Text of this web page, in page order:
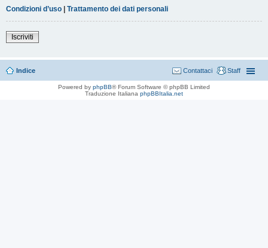
Condizioni d’uso | Trattamento dei dati personali
Iscriviti
Indice Staff
Contattaci
Powered by phpBB® Forum Software © phpBB Limited
Traduzione Italiana phpBBItalia.net